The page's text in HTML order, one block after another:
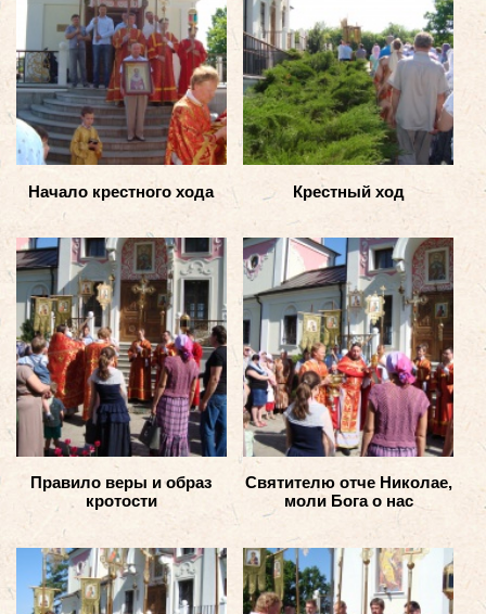
Начало крестного хода Крестный ход
Правило веры и образ
кротости
Святителю отче Николае,
моли Бога о нас